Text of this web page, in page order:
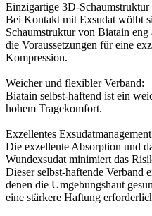
Einzigartige 3D-
Bei Kontakt mit Exsudat wölbt
Schaumstruktur von Biatain
die Voraussetzungen für eine
Kompression.
Weicher und flexibler Verband:
Biatain selbst-haftend ist ein
hohem Tragekomfort.
Exzellentes
Die exzellente Absorption und
Wundexsudat minimiert das
Dieser selbst-haftende Verband
denen die Umgebungshaut
eine stärkere Haftung